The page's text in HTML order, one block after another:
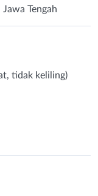
Tengah
tidak keliling)